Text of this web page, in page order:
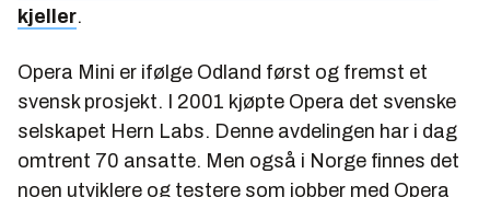
kjeller.
Opera Mini er ifølge Odland først og fremst et
svensk prosjekt. I 2001 kjøpte Opera det svenske
selskapet Hern Labs. Denne avdelingen har i dag
omtrent 70 ansatte. Men også i Norge finnes det
noen utviklere og testere som jobber med Opera